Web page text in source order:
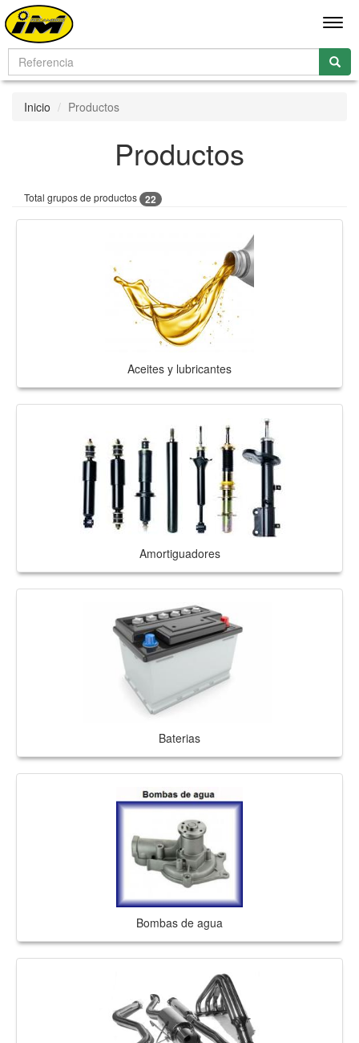
Inicio Productos
Productos
Total grupos de productos 22
Aceites y lubricantes
Amortiguadores
Baterias
Bombas de agua